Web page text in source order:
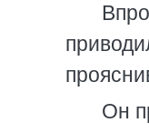
Он